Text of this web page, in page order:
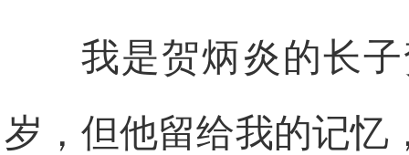
我是贺炳炎的长
岁，但他留给我的记忆